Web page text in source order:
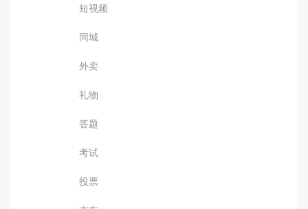
短视频
同城
外卖
礼物
答题
考试
投票